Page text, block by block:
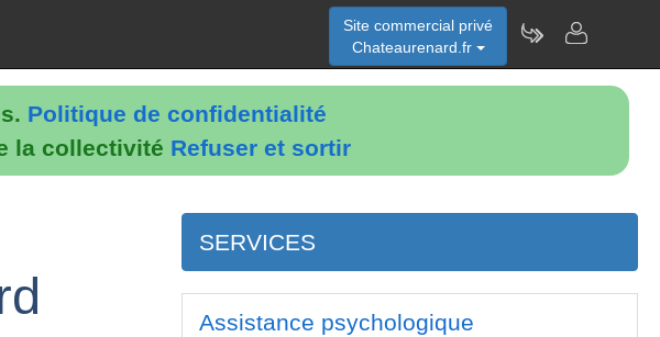
Politique de confidentialité
la collectivité Refuser et sortir
Site commercial privé
Chateaurenard.fr
SERVICES
Assistance psychologique